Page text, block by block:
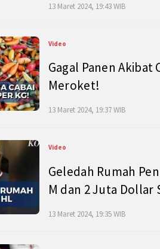
13 Maret 2024, 19:43 WIB
Video
Gagal Panen Akibat
Meroket!
13 Maret 2024, 19:37 WIB
Video
Geledah Rumah
M dan 2 Juta Dollar
13 Maret 2024, 19:35 WIB